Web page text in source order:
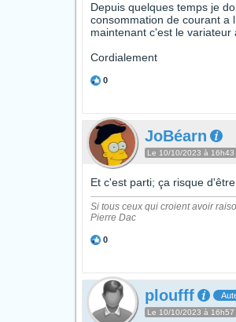
Depuis quelques temps je
consommation de courant a
maintenant c'est le variateur
Cordialement
0
JoBéarn
Le 10/10/2023 à 16h43
Et c'est parti; ça risque
Si tous ceux qui croient avoir
Pierre Dac
0
ploufff
Le 10/10/2023 à 16h57